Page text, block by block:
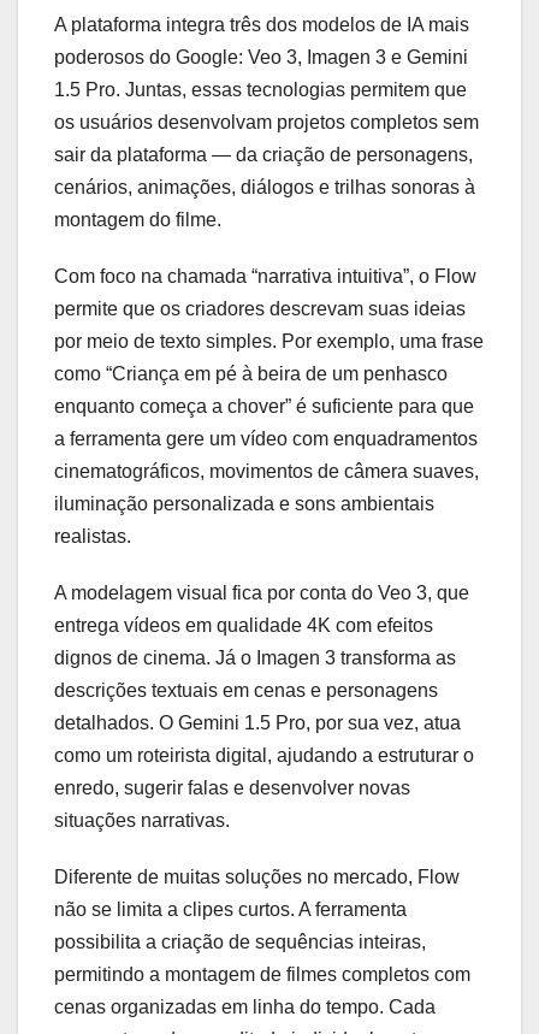
A plataforma integra três dos modelos de IA mais
poderosos do Google: Veo 3, Imagen 3 e Gemini
1.5 Pro. Juntas, essas tecnologias permitem que
os usuários desenvolvam projetos completos sem
sair da plataforma — da criação de personagens,
cenários, animações, diálogos e trilhas sonoras à
montagem do filme.
Com foco na chamada “narrativa intuitiva”, o Flow
permite que os criadores descrevam suas ideias
por meio de texto simples. Por exemplo, uma frase
como “Criança em pé à beira de um penhasco
enquanto começa a chover” é suficiente para que
a ferramenta gere um vídeo com enquadramentos
cinematográficos, movimentos de câmera suaves,
iluminação personalizada e sons ambientais
realistas.
A modelagem visual fica por conta do Veo 3, que
entrega vídeos em qualidade 4K com efeitos
dignos de cinema. Já o Imagen 3 transforma as
descrições textuais em cenas e personagens
detalhados. O Gemini 1.5 Pro, por sua vez, atua
como um roteirista digital, ajudando a estruturar o
enredo, sugerir falas e desenvolver novas
situações narrativas.
Diferente de muitas soluções no mercado, Flow
não se limita a clipes curtos. A ferramenta
possibilita a criação de sequências inteiras,
permitindo a montagem de filmes completos com
cenas organizadas em linha do tempo. Cada